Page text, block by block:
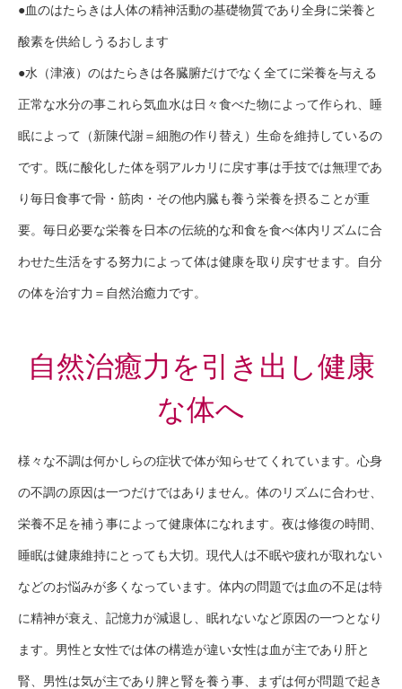
●血のはたらきは人体の精神活動の基礎物質であり全身に栄養と
酸素を供給しうるおします
●水（津液）のはたらきは各臓腑だけでなく全てに栄養を与える
正常な水分の事これら気血水は日々食べた物によって作られ、睡
眠によって（新陳代謝＝細胞の作り替え）生命を維持しているの
です。既に酸化した体を弱アルカリに戻す事は手技では無理であ
り毎日食事で骨・筋肉・その他内臓も養う栄養を摂ることが重
要。毎日必要な栄養を日本の伝統的な和食を食べ体内リズムに合
わせた生活をする努力によって体は健康を取り戻すせます。自分
の体を治す力＝自然治癒力です。
自然治癒力を引き出し健康
な体へ
様々な不調は何かしらの症状で体が知らせてくれています。心身
の不調の原因は一つだけではありません。体のリズムに合わせ、
栄養不足を補う事によって健康体になれます。夜は修復の時間、
睡眠は健康維持にとっても大切。現代人は不眠や疲れが取れない
などのお悩みが多くなっています。体内の問題では血の不足は特
に精神が衰え、記憶力が減退し、眠れないなど原因の一つとなり
ます。男性と女性では体の構造が違い女性は血が主であり肝と
腎、男性は気が主であり脾と腎を養う事、まずは何が問題で起き